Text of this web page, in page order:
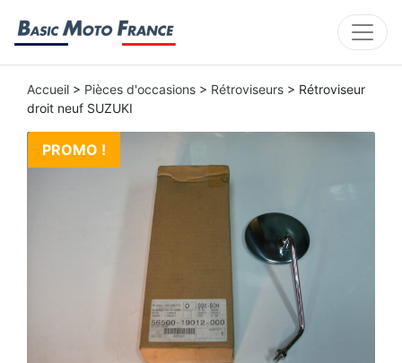
Accueil > Pièces d'occasions > Rétroviseurs > Rétroviseur
droit neuf SUZUKI
PROMO !